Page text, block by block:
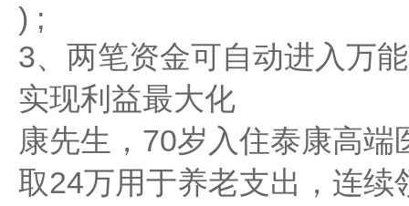
) ;
3、两笔资金可自动进入万
实现利益最大化
康先生，70岁入住泰康高
取24万用于养老支出，连